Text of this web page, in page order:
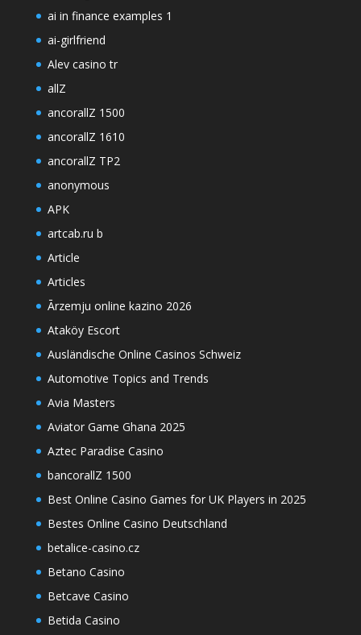
ai in finance examples 1
ai-girlfriend
Alev casino tr
allZ
ancorallZ 1500
ancorallZ 1610
ancorallZ TP2
anonymous
APK
artcab.ru b
Article
Articles
Ārzemju online kazino 2026
Ataköy Escort
Ausländische Online Casinos Schweiz
Automotive Topics and Trends
Avia Masters
Aviator Game Ghana 2025
Aztec Paradise Casino
bancorallZ 1500
Best Online Casino Games for UK Players in 2025
Bestes Online Casino Deutschland
betalice-casino.cz
Betano Casino
Betcave Casino
Betida Casino